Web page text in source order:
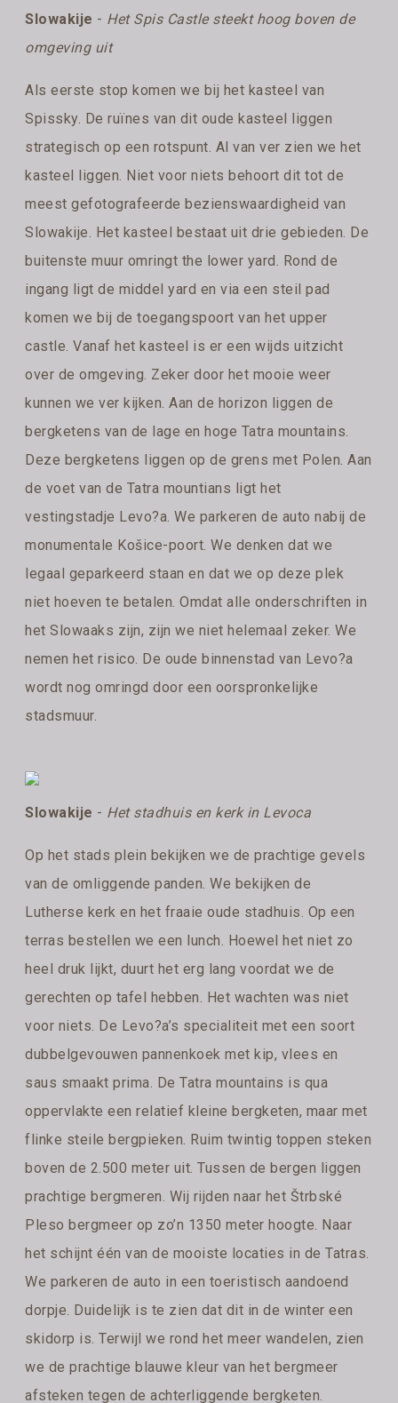
Slowakije - Het Spis Castle steekt hoog boven de
omgeving uit
Als eerste stop komen we bij het kasteel van
Spissky. De ruïnes van dit oude kasteel liggen
strategisch op een rotspunt. Al van ver zien we het
kasteel liggen. Niet voor niets behoort dit tot de
meest gefotografeerde bezienswaardigheid van
Slowakije. Het kasteel bestaat uit drie gebieden. De
buitenste muur omringt the lower yard. Rond de
ingang ligt de middel yard en via een steil pad
komen we bij de toegangspoort van het upper
castle. Vanaf het kasteel is er een wijds uitzicht
over de omgeving. Zeker door het mooie weer
kunnen we ver kijken. Aan de horizon liggen de
bergketens van de lage en hoge Tatra mountains.
Deze bergketens liggen op de grens met Polen. Aan
de voet van de Tatra mountians ligt het
vestingstadje Levo?a. We parkeren de auto nabij de
monumentale Košice-poort. We denken dat we
legaal geparkeerd staan en dat we op deze plek
niet hoeven te betalen. Omdat alle onderschriften in
het Slowaaks zijn, zijn we niet helemaal zeker. We
nemen het risico. De oude binnenstad van Levo?a
wordt nog omringd door een oorspronkelijke
stadsmuur.
Slowakije - Het stadhuis en kerk in Levoca
Op het stads plein bekijken we de prachtige gevels
van de omliggende panden. We bekijken de
Lutherse kerk en het fraaie oude stadhuis. Op een
terras bestellen we een lunch. Hoewel het niet zo
heel druk lijkt, duurt het erg lang voordat we de
gerechten op tafel hebben. Het wachten was niet
voor niets. De Levo?a’s specialiteit met een soort
dubbelgevouwen pannenkoek met kip, vlees en
saus smaakt prima. De Tatra mountains is qua
oppervlakte een relatief kleine bergketen, maar met
flinke steile bergpieken. Ruim twintig toppen steken
boven de 2.500 meter uit. Tussen de bergen liggen
prachtige bergmeren. Wij rijden naar het Štrbské
Pleso bergmeer op zo’n 1350 meter hoogte. Naar
het schijnt één van de mooiste locaties in de Tatras.
We parkeren de auto in een toeristisch aandoend
dorpje. Duidelijk is te zien dat dit in de winter een
skidorp is. Terwijl we rond het meer wandelen, zien
we de prachtige blauwe kleur van het bergmeer
afsteken tegen de achterliggende bergketen.